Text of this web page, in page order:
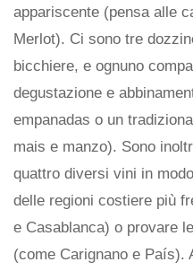
appariscente (pensa alle
Merlot). Ci sono tre
bicchiere, e ognuno
degustazione e
empanadas o un
mais e manzo). Sono
quattro diversi vini in
delle regioni costiere più
e Casablanca) o provare
(come Carignano e País).